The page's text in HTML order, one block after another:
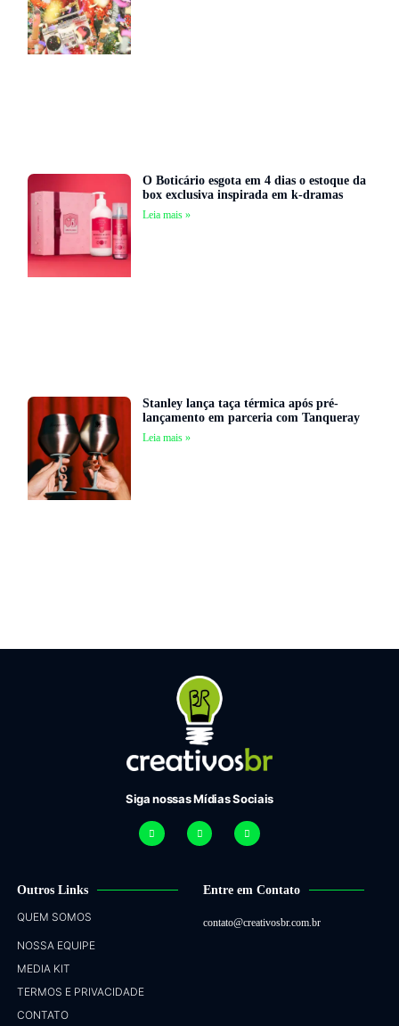
O Boticário esgota em 4 dias o estoque da
box exclusiva inspirada em k-dramas
Leia mais »
Stanley lança taça térmica após pré-
lançamento em parceria com Tanqueray
Leia mais »
Siga nossas Mídias Sociais
Outros Links
QUEM SOMOS
NOSSA EQUIPE
MEDIA KIT
TERMOS E PRIVACIDADE
CONTATO
Entre em Contato
contato@creativosbr.com.br